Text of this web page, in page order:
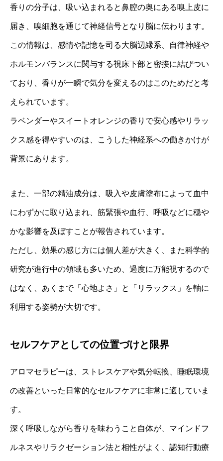
香りの分子は、吸い込まれると鼻腔の奥にある嗅上皮に
届き、嗅細胞を通じて神経信号となり脳に伝わります。
この情報は、感情や記憶を司る大脳辺縁系、自律神経や
ホルモンバランスに関与する視床下部と密接に結びつい
ており、香りが一瞬で気分を変えるのはこのためだと考
えられています。
ラベンダーやスイートオレンジの香りで安心感やリラッ
クス感を得やすいのは、こうした神経系への働きかけが
背景にあります。
また、一部の精油成分は、吸入や皮膚塗布によって血中
にわずかに取り込まれ、筋緊張や血行、呼吸などに穏や
かな影響を及ぼすことが報告されています。
ただし、効果の感じ方には個人差が大きく、また科学的
研究が進行中の領域も多いため、過度に万能視するので
はなく、あくまで「心地よさ」と「リラックス」を軸に
利用する姿勢が大切です。
セルフケアとしての位置づけと限界
アロマセラピーは、ストレスケアや気分転換、睡眠環境
の改善といった日常的なセルフケアに非常に適していま
す。
深く呼吸しながら香りを味わうこと自体が、マインドフ
ルネスやリラクゼーション法と相性がよく、認知行動療